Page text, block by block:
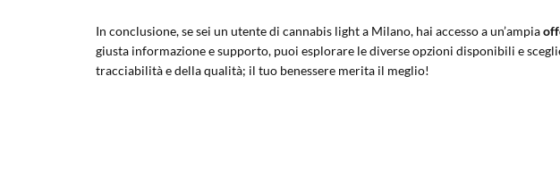
In conclusione, se sei un utente di cannabis light a Milano, hai accesso a un’ampia
giusta informazione e supporto, puoi esplorare le diverse opzioni disponibili e
tracciabilità e della qualità; il tuo benessere merita il meglio!